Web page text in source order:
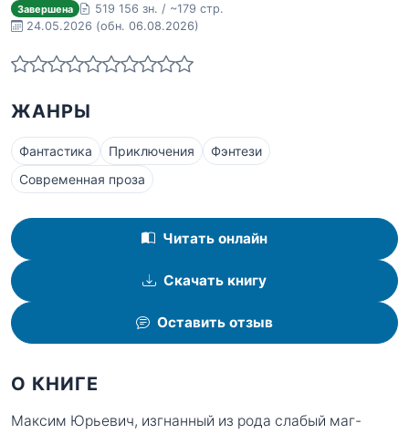
Завершена
519 156 зн. / ~179 стр.
24.05.2026 (обн. 06.08.2026)
ЖАНРЫ
Фантастика Приключения
Фэнтези
Современная проза
Читать онлайн
Скачать книгу
Оставить отзыв
О КНИГЕ
Максим Юрьевич, изгнанный из рода слабый маг-